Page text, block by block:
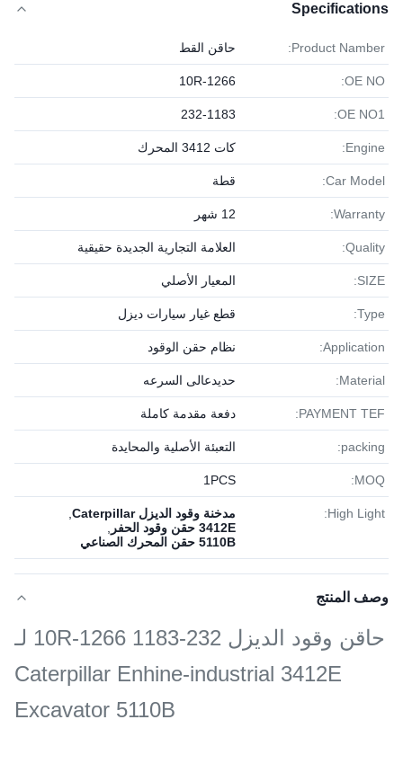
Specifications
Product Namber: حاقن القط
OE NO:
10R-1266
OE NO1:
232-1183
Engine: كات 3412 المحرك
Car Model: قطة
Warranty: 12 شهر
Quality: العلامة التجارية الجديدة حقيقية
SIZE: المعيار الأصلي
Type: قطع غيار سيارات ديزل
Application: نظام حقن الوقود
Material: حديدعالى السرعه
PAYMENT TEF: دفعة مقدمة كاملة
packing: التعبئة الأصلية والمحايدة
MOQ:
1PСS
High Light: مدخنة وقود الديزل Caterpillar
3412E حقن وقود الحفر
5110B حقن المحرك الصناعي
وصف المنتج
حاقن وقود الديزل 232-1183 10R-1266 لـ
Caterpillar Enhine-industrial 3412E
Excavator 5110B